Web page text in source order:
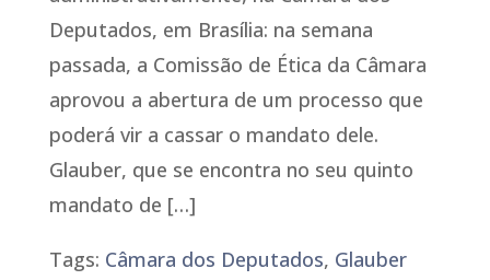
Deputados, em Brasília: na semana
passada, a Comissão de Ética da Câmara
aprovou a abertura de um processo que
poderá vir a cassar o mandato dele.
Glauber, que se encontra no seu quinto
mandato de […]
Tags: Câmara dos Deputados, Glauber